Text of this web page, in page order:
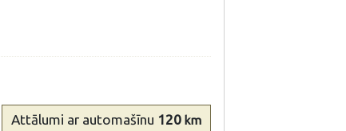
Attālumi ar automašīnu 120km